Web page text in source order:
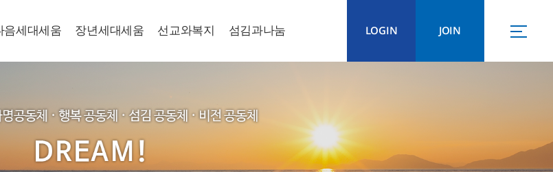
음세대세움 장년세대세움 선교와복지 섬김과나눔 LOGIN JOIN